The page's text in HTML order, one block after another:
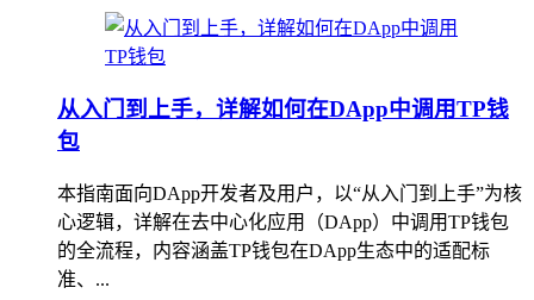
从入门到上手，详解如何在DApp中调用TP钱
包
本指南面向DApp开发者及用户，以“从入门到上手”为核
心逻辑，详解在去中心化应用（DApp）中调用TP钱包
的全流程，内容涵盖TP钱包在DApp生态中的适配标
准、...